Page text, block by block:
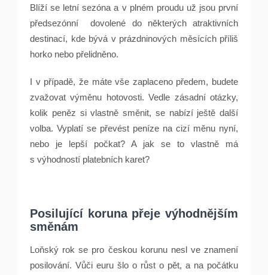
Blíží se letní sezóna a v plném proudu už jsou první
předsezónní dovolené do některých atraktivních
destinací, kde bývá v prázdninových měsících příliš
horko nebo přelidněno.
I v případě, že máte vše zaplaceno předem, budete
zvažovat výměnu hotovosti. Vedle zásadní otázky,
kolik peněz si vlastně směnit, se nabízí ještě další
volba. Vyplatí se převést peníze na cizí měnu nyní,
nebo je lepší počkat? A jak se to vlastně má
s výhodností platebních karet?
Posilující koruna přeje výhodnějším
směnám
Loňský rok se pro českou korunu nesl ve znamení
posilování. Vůči euru šlo o růst o pět, a na počátku